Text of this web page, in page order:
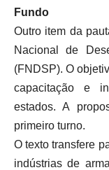
Fundo
Outro item da
Nacional de
(FNDSP). O
capacitação e
estados. A
primeiro turno.
O texto transfere
indústrias de